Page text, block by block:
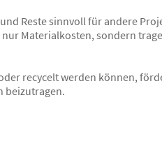
Reste sinnvoll für andere
Materialkosten, sondern
recycelt werden können,
beizutragen.